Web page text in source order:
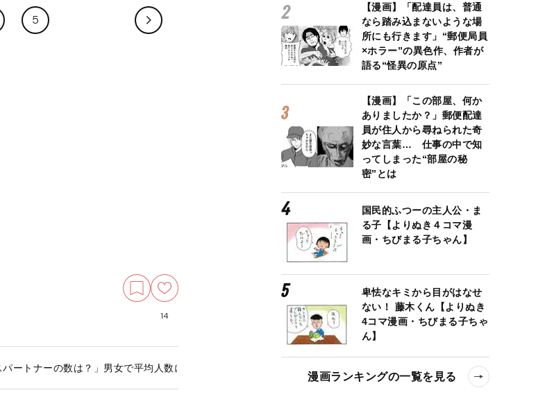
5
14
パートナーの数は？」男女で平均人数に差が出てしまう本当の理由とは
【漫画】「配達員は、普通
なら踏み込まないような場
所にも行きます」“郵便局員
×ホラー”の異色作、作者が
語る“怪異の原点”
【漫画】「この部屋、何か
ありましたか？」郵便配達
員が住人から尋ねられた奇
妙な言葉… 仕事の中で知
ってしまった“部屋の秘
密”とは
国民的ふつーの主人公・ま
る子【よりぬき４コマ漫
画・ちびまる子ちゃん】
卑怯なキミから目がはなせ
ない！ 藤木くん【よりぬき
4コマ漫画・ちびまる子ちゃ
ん】
漫画ランキングの一覧を見る